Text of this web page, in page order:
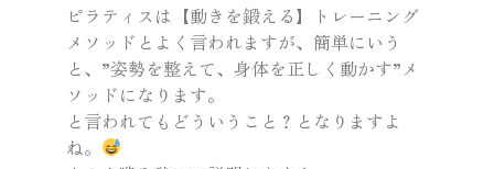
ピラティスは【動きを鍛える】トレーニング
メソッドとよく言われますが、簡単にいう
と、”姿勢を整えて、身体を正しく動かす”メ
ソッドになります。
と言われてもどういうこと？となりますよ
ね。